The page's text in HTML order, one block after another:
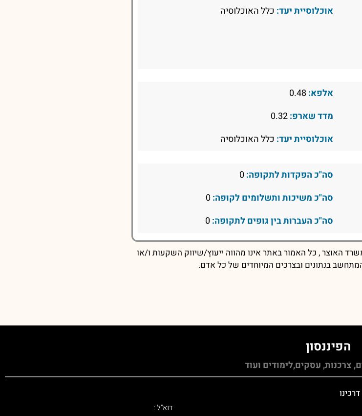
אוכלוסיית יעד: כלל האוכלוסיה
אלפא:
מדד שארפ:0.32
אוכלוסיית יעד: כלל האוכלוסיה
סה"כ הפקדות לתקופה:0
סה"כ משיכות ותשלומים לקופה:0
סה"כ העברות בין גופים לתקופה:0
האוצר , כל האמור באתר אינו מהווה ייעוץ/שיווק השקעות ו/או
המתחשב בנתונים ובצרכים המיוחדים של כל אדם.
הפיננסון
צרכנות, עסקים,לימודים ועוד
דוא"ל :